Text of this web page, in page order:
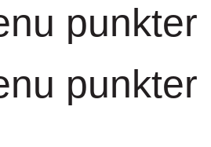
punkter
punkter